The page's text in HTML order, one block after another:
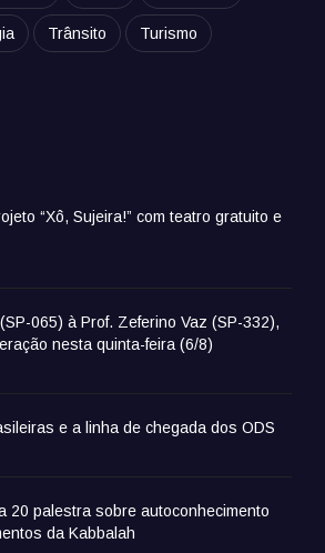
Trânsito Turismo
“Xô, Sujeira!” com teatro gratuito e
065) à Prof. Zeferino Vaz (SP-332),
nesta quinta-feira (6/8)
e a linha de chegada dos ODS
20 palestra sobre autoconhecimento
da Kabbalah